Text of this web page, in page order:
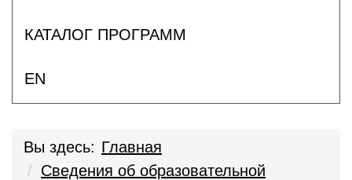
КАТАЛОГ ПРОГРАММ
EN
Вы здесь: Главная
Сведения об образовательной